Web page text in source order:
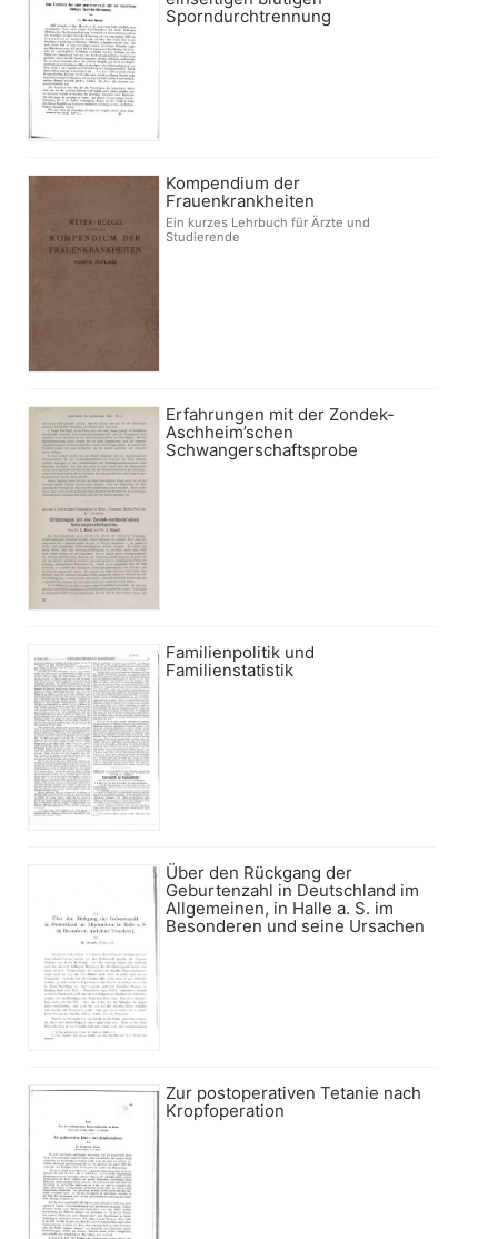
Sporndurchtrennung
Kompendium der
Frauenkrankheiten
Ein kurzes Lehrbuch für Ärzte und
Studierende
Erfahrungen mit der Zondek-
Aschheim’schen
Schwangerschaftsprobe
Familienpolitik und
Familienstatistik
Über den Rückgang der
Geburtenzahl in Deutschland im
Allgemeinen, in Halle a. S. im
Besonderen und seine Ursachen
Zur postoperativen Tetanie nach
Kropfoperation